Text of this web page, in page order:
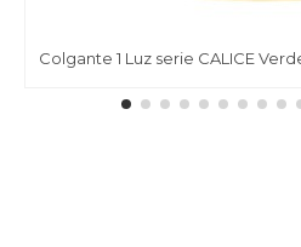
Colgante 1 Luz serie CALICE